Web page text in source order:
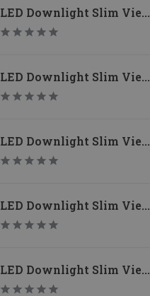
LED Downlight Slim Vie...
LED Downlight Slim Vie...
LED Downlight Slim Vie...
LED Downlight Slim Vie...
LED Downlight Slim Vie...